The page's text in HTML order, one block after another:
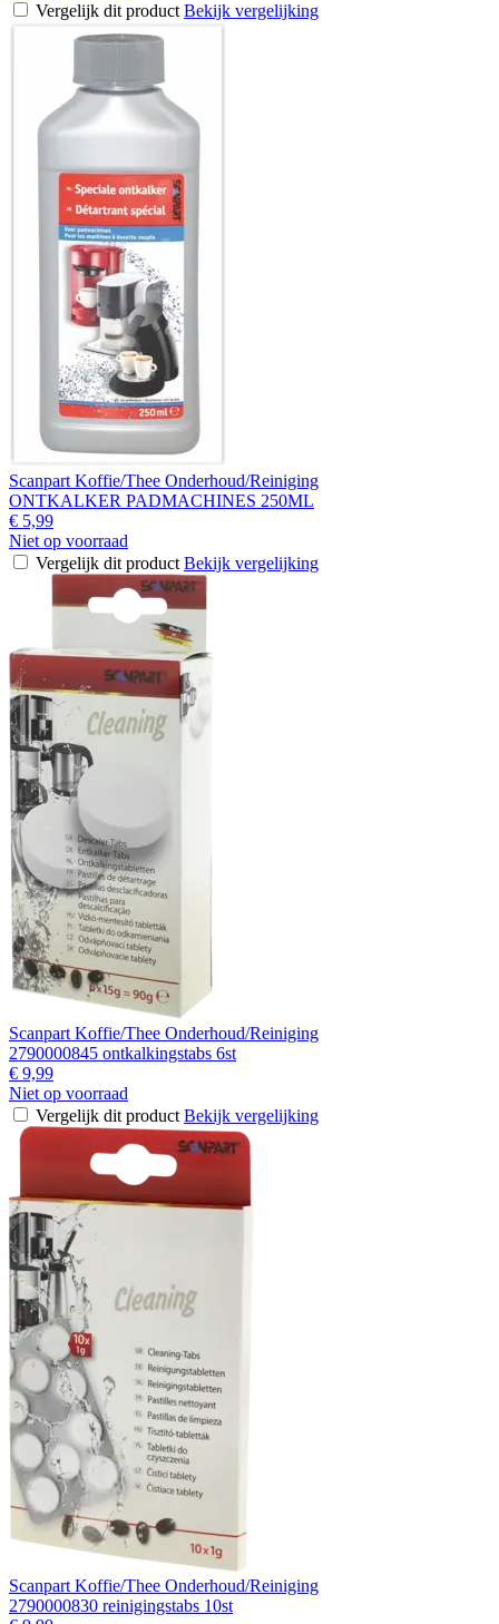
Vergelijk dit product Bekijk vergelijking
Scanpart Koffie/Thee Onderhoud/Reiniging
ONTKALKER PADMACHINES 250ML
€ 5,99
Niet op voorraad
Vergelijk dit product Bekijk vergelijking
Scanpart Koffie/Thee Onderhoud/Reiniging
2790000845 ontkalkingstabs 6st
€ 9,99
Niet op voorraad
Vergelijk dit product Bekijk vergelijking
Scanpart Koffie/Thee Onderhoud/Reiniging
2790000830 reinigingstabs 10st